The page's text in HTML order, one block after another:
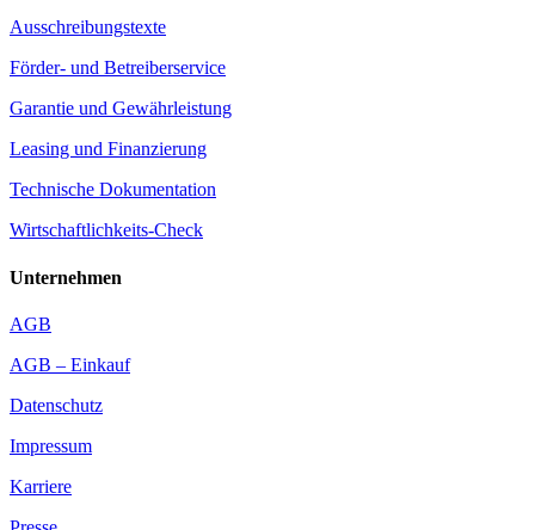
Ausschreibungstexte
Förder- und Betreiberservice
Garantie und Gewährleistung
Leasing und Finanzierung
Technische Dokumentation
Wirtschaftlichkeits-Check
Unternehmen
AGB
AGB – Einkauf
Datenschutz
Impressum
Karriere